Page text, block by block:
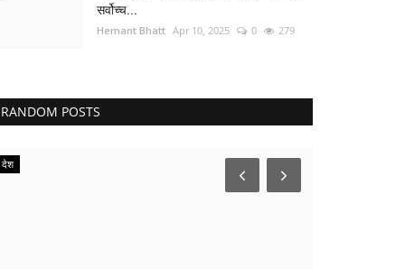
सर्वोच्च...
Hemant Bhatt Apr 10, 2025 0 279
RANDOM POSTS
देश